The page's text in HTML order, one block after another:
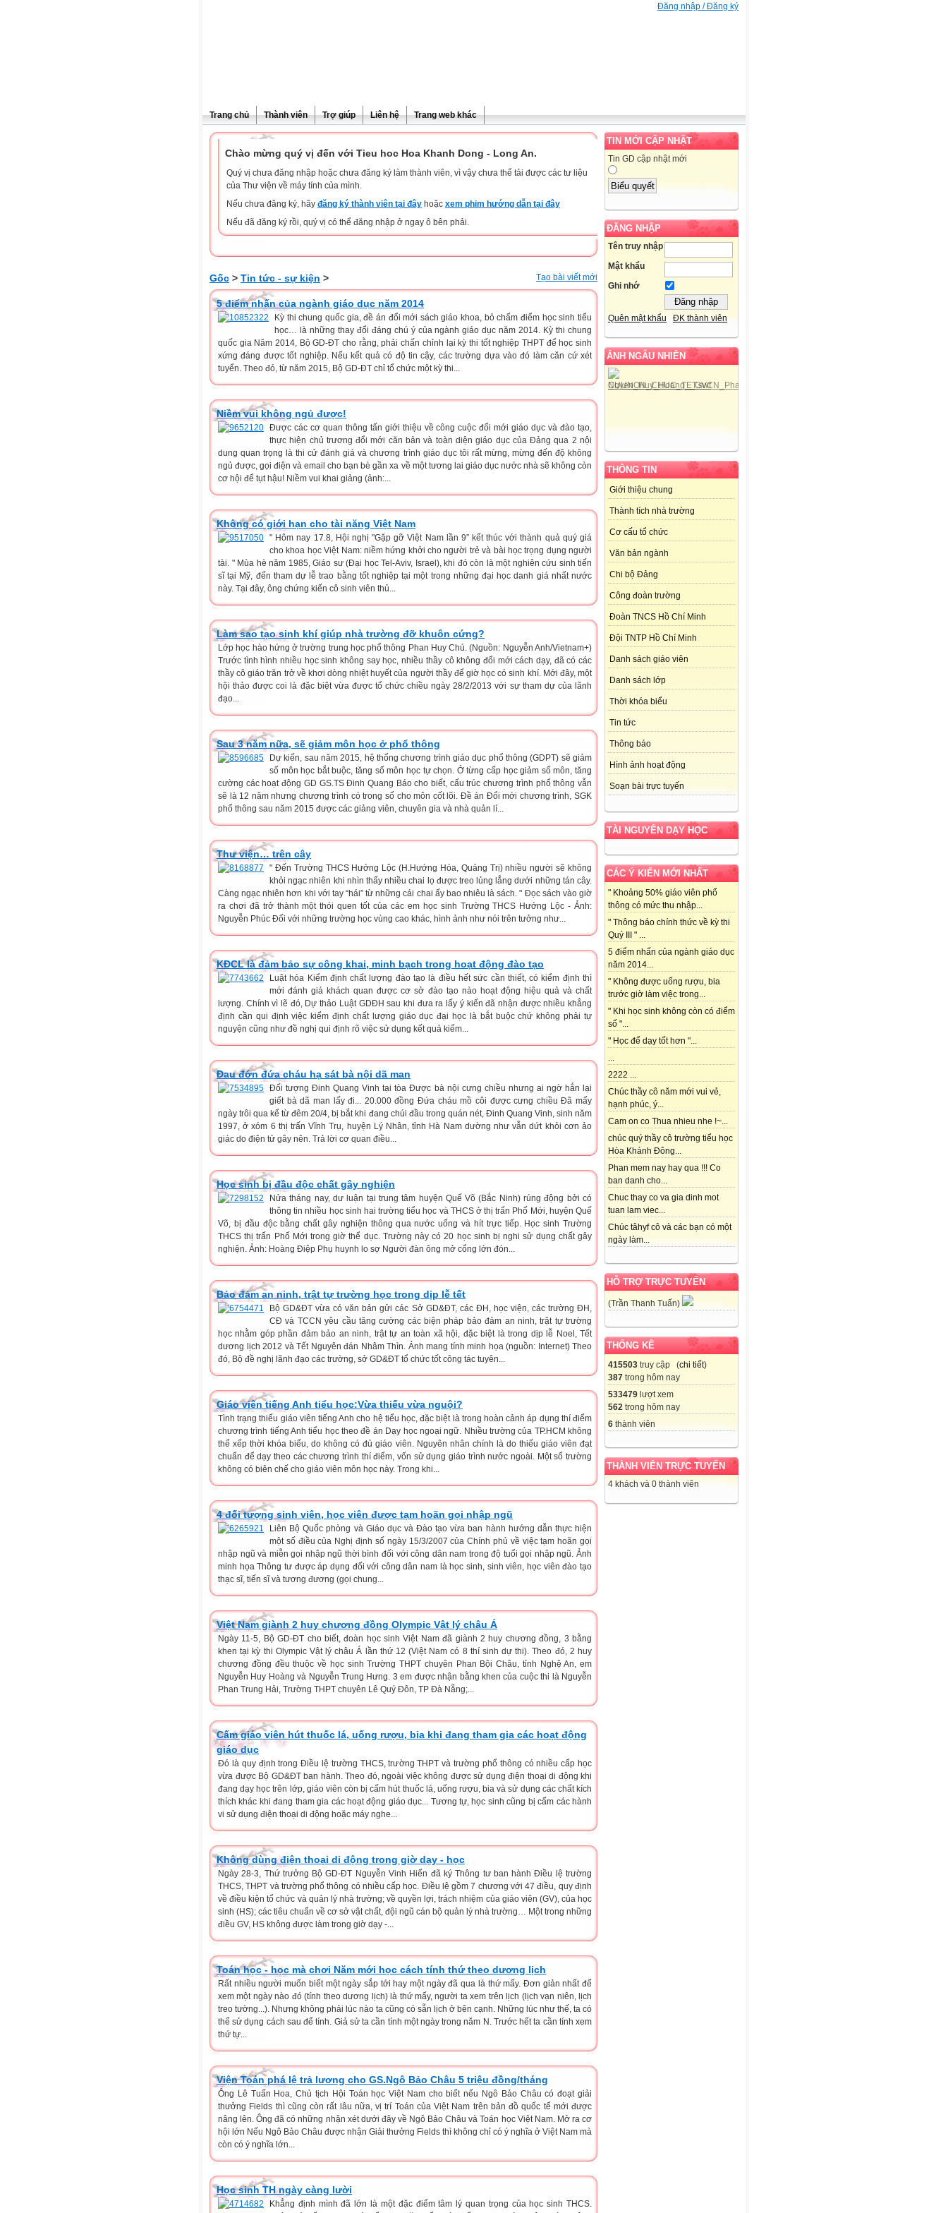
Đăng nhập / Đăng ký
Trang chủ Thành viên Trợ giúp Liên hệ Trang web khác
TIN MỚI CẬP NHẬT
Tin GD cập nhật mới
ĐĂNG NHẬP
Tên truy nhập
Mật khẩu
Ghi nhớ
Quên mật khẩu ĐK thành viên
ẢNH NGẪU NHIÊN
THÔNG TIN
Giới thiệu chung
Thành tích nhà trường
Cơ cấu tổ chức
Văn bản ngành
Chi bộ Đảng
Công đoàn trường
Đoàn TNCS Hồ Chí Minh
Đội TNTP Hồ Chí Minh
Danh sách giáo viên
Danh sách lớp
Thời khóa biểu
Tin tức
Thông báo
Hình ảnh hoạt động
Soạn bài trực tuyến
TÀI NGUYÊN DẠY HỌC
CÁC Ý KIẾN MỚI NHẤT
" Khoảng 50% giáo viên phổ
thông có mức thu nhập...
" Thông báo chính thức về kỳ thi
Quý III " ...
5 điểm nhấn của ngành giáo dục
năm 2014...
" Không được uống rượu, bia
trước giờ làm việc trong...
" Khi học sinh không còn có điểm
số "...
" Học để dạy tốt hơn "...
2222 ...
Chúc thầy cô năm mới vui vẻ,
hạnh phúc, ý...
Cam on co Thua nhieu nhe !~...
chúc quý thầy cô trường tiểu học
Hòa Khánh Đông...
Phan mem nay hay qua !!! Co
ban danh cho...
Chuc thay co va gia dinh mot
tuan lam viec...
Chúc tâhyf cô và các bạn có một
ngày làm...
HỖ TRỢ TRỰC TUYẾN
(Trần Thanh Tuấn)
THỐNG KÊ
415503 truy cập (chi tiết)
387 trong hôm nay
533479 lượt xem
562 trong hôm nay
6 thành viên
THÀNH VIÊN TRỰC TUYẾN
4 khách và 0 thành viên
Chào mừng quý vị đến với Tieu hoc Hoa Khanh Dong - Long An.
Quý vị chưa đăng nhập hoặc chưa đăng ký làm thành viên, vì vậy chưa thể tải được các tư liệu
của Thư viện về máy tính của mình.
Nếu chưa đăng ký, hãy đăng ký thành viên tại đây hoặc xem phim hướng dẫn tại đây
Nếu đã đăng ký rồi, quý vị có thể đăng nhập ở ngay ô bên phải.
Gốc > Tin tức - sự kiện > Tạo bài viết mới
5 điểm nhấn của ngành giáo dục năm 2014
Kỳ thi chung quốc gia, đề án đổi mới sách giáo khoa, bỏ chấm điểm học sinh tiểu
học… là những thay đổi đáng chú ý của ngành giáo dục năm 2014. Kỳ thi chung
quốc gia Năm 2014, Bộ GD-ĐT cho rằng, phải chấn chỉnh lại kỳ thi tốt nghiệp THPT để học sinh
xứng đáng được tốt nghiệp. Nếu kết quả có độ tin cậy, các trường dựa vào đó làm căn cứ xét
tuyển. Theo đó, từ năm 2015, Bộ GD-ĐT chỉ tổ chức một kỳ thi...
Niềm vui không ngủ được!
Được các cơ quan thông tấn giới thiệu về công cuộc đổi mới giáo dục và đào tạo,
thực hiện chủ trương đổi mới căn bản và toàn diện giáo dục của Đảng qua 2 nội
dung quan trọng là thi cử đánh giá và chương trình giáo dục tôi rất mừng, mừng đến độ không
ngủ được, gọi điện và email cho bạn bè gần xa về một tương lai giáo dục nước nhà sẽ không còn
cơ hội để tụt hậu! Niềm vui khai giảng (ảnh:...
Không có giới hạn cho tài năng Việt Nam
" Hôm nay 17.8, Hội nghị "Gặp gỡ Việt Nam lần 9” kết thúc với thành quả quý giá
cho khoa học Việt Nam: niềm hứng khởi cho người trẻ và bài học trọng dụng người
tài. " Mùa hè năm 1985, Giáo sư (Đại học Tel-Aviv, Israel), khi đó còn là một nghiên cứu sinh tiến
sĩ tại Mỹ, đến tham dự lễ trao bằng tốt nghiệp tại một trong những đại học danh giá nhất nước
này. Tại đây, ông chứng kiến cô sinh viên thủ...
Làm sao tạo sinh khí giúp nhà trường đỡ khuôn cứng?
Lớp học hào hứng ở trường trung học phổ thông Phan Huy Chú. (Nguồn: Nguyễn Anh/Vietnam+)
Trước tình hình nhiều học sinh không say học, nhiều thầy cô không đổi mới cách dạy, đã có các
thầy cô giáo trăn trở về khơi dòng nhiệt huyết của người thầy để giờ học có sinh khí. Mới đây, một
hội thảo được coi là đặc biệt vừa được tổ chức chiều ngày 28/2/2013 với sự tham dự của lãnh
đạo...
Sau 3 năm nữa, sẽ giảm môn học ở phổ thông
Dự kiến, sau năm 2015, hệ thống chương trình giáo dục phổ thông (GDPT) sẽ giảm
số môn học bắt buộc, tăng số môn học tự chọn. Ở từng cấp học giảm số môn, tăng
cường các hoạt động GD GS.TS Đinh Quang Báo cho biết, cấu trúc chương trình phổ thông vẫn
sẽ là 12 năm nhưng chương trình có trong số cho môn cốt lõi. Đề án Đổi mới chương trình, SGK
phổ thông sau năm 2015 được các giảng viên, chuyên gia và nhà quản lí...
Thư viện… trên cây
" Đến Trường THCS Hướng Lộc (H.Hướng Hóa, Quảng Trị) nhiều người sẽ không
khỏi ngạc nhiên khi nhìn thấy nhiều chai lọ được treo lủng lẳng dưới những tán cây.
Càng ngạc nhiên hơn khi với tay “hái” từ những cái chai ấy bao nhiêu là sách. " Đọc sách vào giờ
ra chơi đã trở thành một thói quen tốt của các em học sinh Trường THCS Hướng Lộc - Ảnh:
Nguyễn Phúc Đối với những trường học vùng cao khác, hình ảnh như nói trên tưởng như...
KĐCL là đảm bảo sự công khai, minh bạch trong hoạt động đào tạo
Luật hóa Kiểm định chất lượng đào tạo là điều hết sức cần thiết, có kiểm định thì
mới đánh giá khách quan được cơ sở đào tạo nào hoạt động hiệu quả và chất
lượng. Chính vì lẽ đó, Dự thảo Luật GDĐH sau khi đưa ra lấy ý kiến đã nhận được nhiều khẳng
định cần qui định việc kiểm định chất lượng giáo dục đại học là bắt buộc chứ không phải tự
nguyện cũng như đề nghị qui định rõ việc sử dụng kết quả kiểm...
Đau đớn đứa cháu hạ sát bà nội dã man
Đối tượng Đinh Quang Vinh tại tòa Được bà nội cưng chiều nhưng ai ngờ hắn lại
giết bà dã man lấy đi... 20.000 đồng Đứa cháu mồ côi được cưng chiều Đã mấy
ngày trôi qua kể từ đêm 20/4, bị bắt khi đang chúi đầu trong quán nét, Đinh Quang Vinh, sinh năm
1997, ở xóm 6 thị trấn Vĩnh Trụ, huyện Lý Nhân, tỉnh Hà Nam dường như vẫn dứt khỏi cơn ảo
giác do điện tử gây nên. Trả lời cơ quan điều...
Học sinh bị đầu độc chất gây nghiện
Nửa tháng nay, dư luận tại trung tâm huyện Quế Võ (Bắc Ninh) rúng động bởi có
thông tin nhiều học sinh hai trường tiểu học và THCS ở thị trấn Phố Mới, huyện Quế
Võ, bị đầu độc bằng chất gây nghiện thông qua nước uống và hít trực tiếp. Học sinh Trường
THCS thị trấn Phố Mới trong giờ thể dục. Trường này có 20 học sinh bị nghi sử dụng chất gây
nghiện. Ảnh: Hoàng Điệp Phụ huynh lo sợ Người đàn ông mở cổng lớn đón...
Bảo đảm an ninh, trật tự trường học trong dịp lễ tết
Bộ GD&ĐT vừa có văn bản gửi các Sở GD&ĐT, các ĐH, học viện, các trường ĐH,
CĐ và TCCN yêu cầu tăng cường các biện pháp bảo đảm an ninh, trật tự trường
học nhằm góp phần đảm bảo an ninh, trật tự an toàn xã hội, đặc biệt là trong dịp lễ Noel, Tết
dương lịch 2012 và Tết Nguyên đán Nhâm Thìn. Ảnh mang tính minh họa (nguồn: Internet) Theo
đó, Bộ đề nghị lãnh đạo các trường, sở GD&ĐT tổ chức tốt công tác tuyên...
Giáo viên tiếng Anh tiểu học:Vừa thiếu vừa nguội?
Tình trạng thiếu giáo viên tiếng Anh cho hệ tiểu học, đặc biệt là trong hoàn cảnh áp dụng thí điểm
chương trình tiếng Anh tiểu học theo đề án Dạy học ngoại ngữ. Nhiều trường của TP.HCM không
thể xếp thời khóa biểu, do không có đủ giáo viên. Nguyên nhân chính là do thiếu giáo viên đạt
chuẩn để dạy theo các chương trình thí điểm, vốn sử dụng giáo trình nước ngoài. Một số trường
không có biên chế cho giáo viên môn học này. Trong khi...
4 đối tượng sinh viên, học viên được tạm hoãn gọi nhập ngũ
Liên Bộ Quốc phòng và Giáo dục và Đào tạo vừa ban hành hướng dẫn thực hiện
một số điều của Nghị định số ngày 15/3/2007 của Chính phủ về việc tạm hoãn gọi
nhập ngũ và miễn gọi nhập ngũ thời bình đối với công dân nam trong độ tuổi gọi nhập ngũ. Ảnh
minh họa Thông tư được áp dụng đối với công dân nam là học sinh, sinh viên, học viên đào tạo
thạc sĩ, tiến sĩ và tương đương (gọi chung...
Việt Nam giành 2 huy chương đồng Olympic Vật lý châu Á
Ngày 11-5, Bộ GD-ĐT cho biết, đoàn học sinh Việt Nam đã giành 2 huy chương đồng, 3 bằng
khen tại kỳ thi Olympic Vật lý châu Á lần thứ 12 (Việt Nam có 8 thí sinh dự thi). Theo đó, 2 huy
chương đồng đều thuộc về học sinh Trường THPT chuyên Phan Bội Châu, tỉnh Nghệ An, em
Nguyễn Huy Hoàng và Nguyễn Trung Hưng. 3 em được nhận bằng khen của cuộc thi là Nguyễn
Phan Trung Hải, Trường THPT chuyên Lê Quý Đôn, TP Đà Nẵng;...
Cấm giáo viên hút thuốc lá, uống rượu, bia khi đang tham gia các hoạt động
giáo dục
Đó là quy định trong Điều lệ trường THCS, trường THPT và trường phổ thông có nhiều cấp học
vừa được Bộ GD&ĐT ban hành. Theo đó, ngoài việc không được sử dụng điện thoại di động khi
đang dạy học trên lớp, giáo viên còn bị cấm hút thuốc lá, uống rượu, bia và sử dụng các chất kích
thích khác khi đang tham gia các hoạt động giáo dục... Tương tự, học sinh cũng bị cấm các hành
vi sử dụng điện thoại di động hoặc máy nghe...
Không dùng điện thoại di động trong giờ dạy - học
Ngày 28-3, Thứ trưởng Bộ GD-ĐT Nguyễn Vinh Hiển đã ký Thông tư ban hành Điều lệ trường
THCS, THPT và trường phổ thông có nhiều cấp học. Điều lệ gồm 7 chương với 47 điều, quy định
về điều kiện tổ chức và quản lý nhà trường; về quyền lợi, trách nhiệm của giáo viên (GV), của học
sinh (HS); các tiêu chuẩn về cơ sở vật chất, đội ngũ cán bộ quản lý nhà trường… Một trong những
điều GV, HS không được làm trong giờ dạy -...
Toán học - học mà chơi Năm mới học cách tính thứ theo dương lịch
Rất nhiều người muốn biết một ngày sắp tới hay một ngày đã qua là thứ mấy. Đơn giản nhất để
xem một ngày nào đó (tính theo dương lịch) là thứ mấy, người ta xem trên lịch (lịch vạn niên, lịch
treo tường...). Nhưng không phải lúc nào ta cũng có sẵn lịch ở bên cạnh. Những lúc như thế, ta có
thể sử dụng cách sau để tính. Giả sử ta cần tính một ngày trong năm N. Trước hết ta cần tính xem
thứ tự...
Viện Toán phá lệ trả lương cho GS.Ngô Bảo Châu 5 triệu đồng/tháng
Ông Lê Tuấn Hoa, Chủ tịch Hội Toán học Việt Nam cho biết nếu Ngô Bảo Châu có đoạt giải
thưởng Fields thì cũng còn rất lâu nữa, vị trí Toán của Việt Nam trên bản đồ quốc tế mới được
nâng lên. Ông đã có những nhận xét dưới đây về Ngô Bảo Châu và Toán học Việt Nam. Mở ra cơ
hội lớn Nếu Ngô Bảo Châu được nhận Giải thưởng Fields thì không chỉ có ý nghĩa ở Việt Nam mà
còn có ý nghĩa lớn...
Học sinh TH ngày càng lười
Khẳng định mình đã lớn là một đặc điểm tâm lý quan trọng của học sinh THCS.